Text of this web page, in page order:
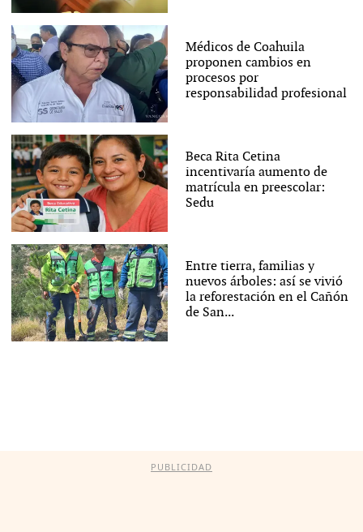
Médicos de Coahuila
proponen cambios en
procesos por
responsabilidad profesional
Beca Rita Cetina
incentivaría aumento de
matrícula en preescolar:
Sedu
Entre tierra, familias y
nuevos árboles: así se vivió
la reforestación en el Cañón
de San...
PUBLICIDAD